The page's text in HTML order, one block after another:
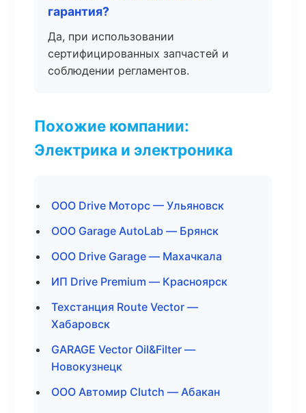
гарантия?
Да, при использовании
сертифицированных запчастей и
соблюдении регламентов.
Похожие компании:
Электрика и электроника
ООО Drive Моторс — Ульяновск
ООО Garage AutoLab — Брянск
ООО Drive Garage — Махачкала
ИП Drive Premium — Красноярск
Техстанция Route Vector —
Хабаровск
GARAGE Vector Oil&Filter —
Новокузнецк
ООО Автомир Clutch — Абакан